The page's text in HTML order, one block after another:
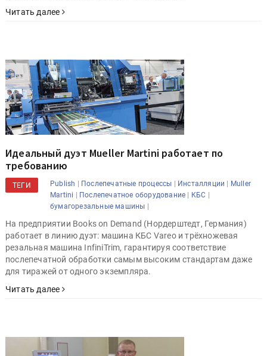
Читать далее
Идеальный дуэт Mueller Martini работает по
требованию
ТЕГИ Publish | Послепечатные процессы | Инсталляции | Muller
Martini | Послепечатное оборудование | КБС |
бумагорезальные машины |
На предприятии Books on Demand (Нордерштедт, Германия)
работает в линию дуэт: машина КБС Vareo и трёхножевая
резальная машина InfiniTrim, гарантируя соответствие
послепечатной обработки самым высоким стандартам даже
для тиражей от одного экземпляра.
Читать далее